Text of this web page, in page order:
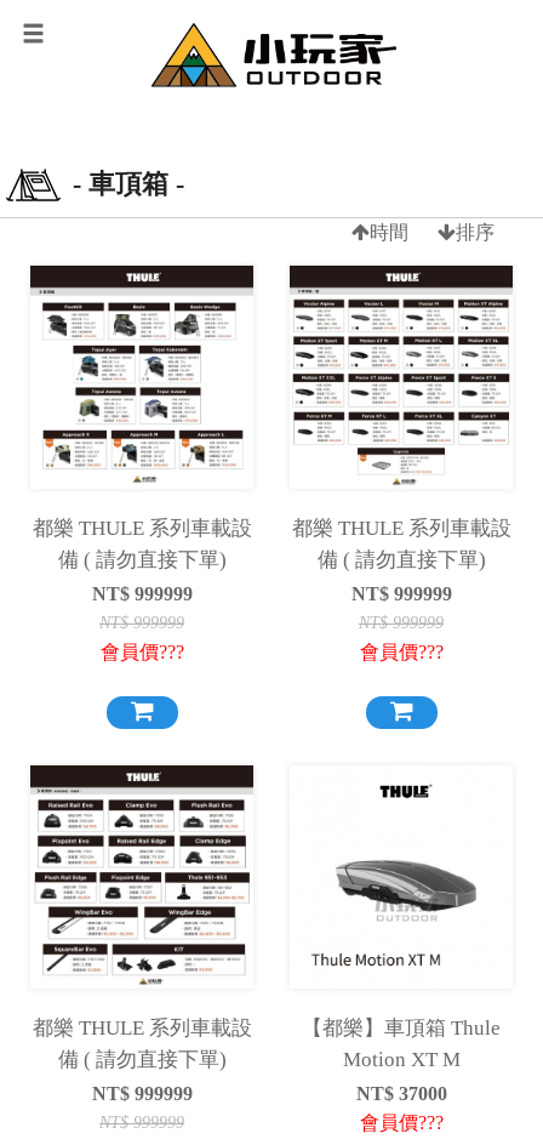
- 車頂箱 -
時間 排序
都樂 THULE 系列車載設
備 ( 請勿直接下單)
NT$ 999999
NT$999999
會員價???
都樂 THULE 系列車載設
備 ( 請勿直接下單)
NT$ 999999
NT$999999
會員價???
都樂 THULE 系列車載設
備 ( 請勿直接下單)
NT$ 999999
NT$999999
【都樂】車頂箱 Thule
Motion XT M
NT$ 37000
會員價???